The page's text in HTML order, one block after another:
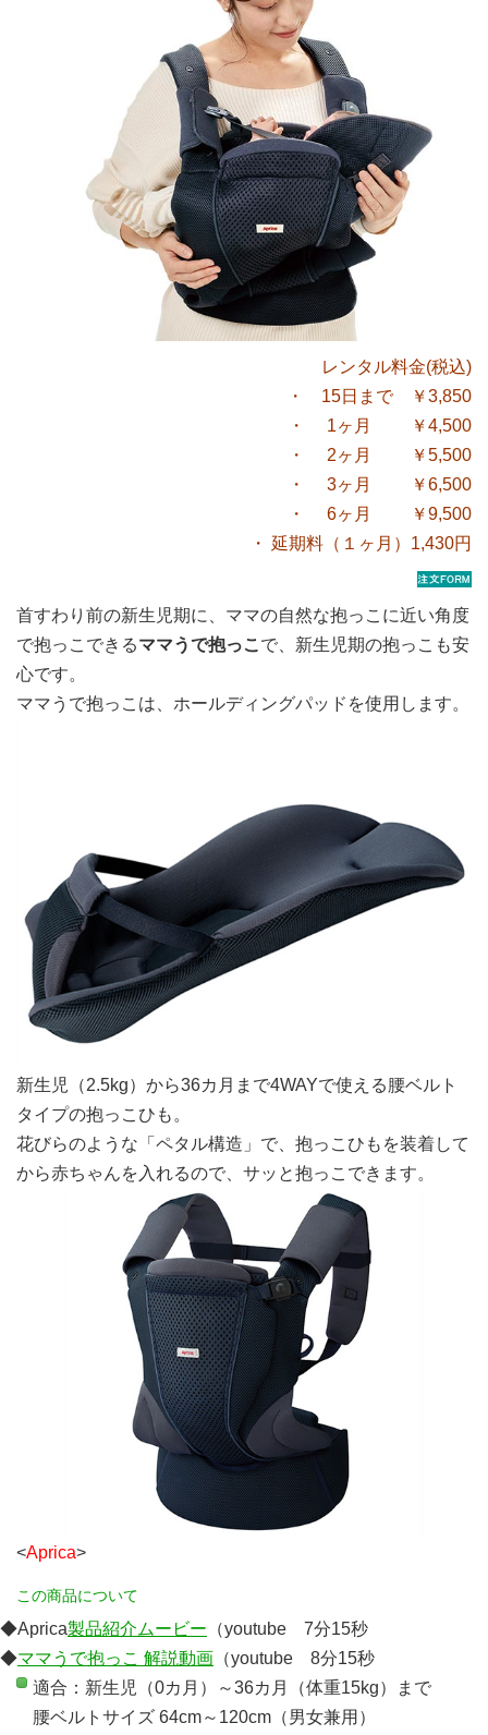
レンタル料金(税込)
・ 15日まで ￥3,850
・ 1ヶ月 ￥4,500
・ 2ヶ月 ￥5,500
・ 3ヶ月 ￥6,500
・ 6ヶ月 ￥9,500
・ 延期料（１ヶ月）1,430円
首すわり前の新生児期に、ママの自然な抱っこに近い角度
で抱っこできるママうで抱っこ で、新生児期の抱っこも安
心です。
ママうで抱っこは、ホールディングパッドを使用します。
新生児（2.5kg）から36カ月まで4WAYで使える腰ベルト
タイプの抱っこひも。
花びらのような「ペタル構造」で、抱っこひもを装着して
から赤ちゃんを入れるので、サッと抱っこできます。
<Aprica>
この商品について
◆Aprica製品紹介ムービー （youtube 7分15秒
◆ママうで抱っこ 解説動画 （youtube 8分15秒
適合：新生児（0カ月）～36カ月（体重15kg）まで
腰ベルトサイズ 64cm～120cm（男女兼用）